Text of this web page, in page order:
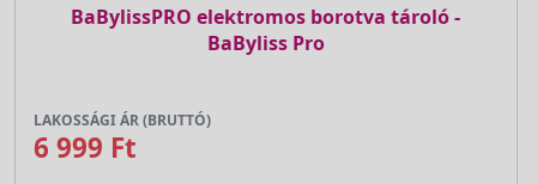
BaBylissPRO elektromos borotva tároló -
BaByliss Pro
LAKOSSÁGI ÁR (BRUTTÓ)
6 999 Ft